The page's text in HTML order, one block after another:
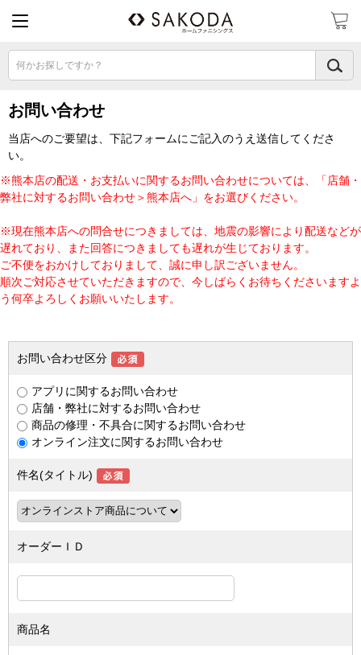
何かお探しですか？
お問い合わせ
当店へのご要望は、下記フォームにご記入のうえ送信してくださ
い。
※熊本店の配送・お支払いに関するお問い合わせについては、「店舗・
弊社に対するお問い合わせ＞熊本店へ」をお選びください。
※現在熊本店への問合せにつきましては、地震の影響により配送などが
遅れており、また回答につきましても遅れが生じております。
ご不便をおかけしておりまして、誠に申し訳ございません。
順次ご対応させていただきますので、今しばらくお待ちくださいますよ
う何卒よろしくお願いいたします。
お問い合わせ区分
アプリに関するお問い合わせ
店舗・弊社に対するお問い合わせ
商品の修理・不具合に関するお問い合わせ
オンライン注文に関するお問い合わせ
件名(タイトル)
オーダーＩＤ
商品名